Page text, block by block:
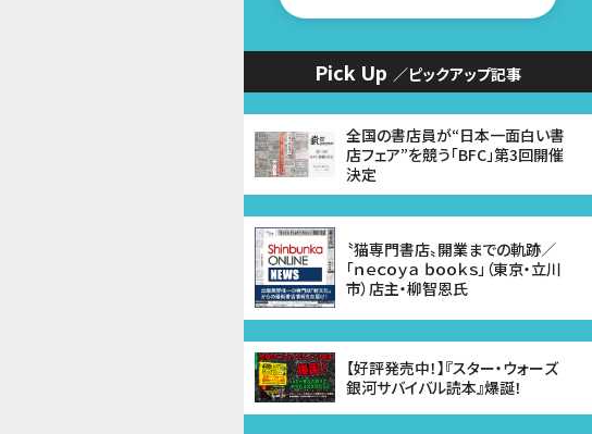
Pick Up ／ピックアップ記事
全国の書店員が“日本一面白い書
店フェア”を競う「BFC」第3回開催
決定
〝猫専門書店〟開業までの軌跡／
「ｎｅｃｏｙａ ｂｏｏｋｓ」（東京・立川
市）店主・柳智恩氏
【好評発売中！】『スター・ウォーズ
銀河サバイバル読本』爆誕！